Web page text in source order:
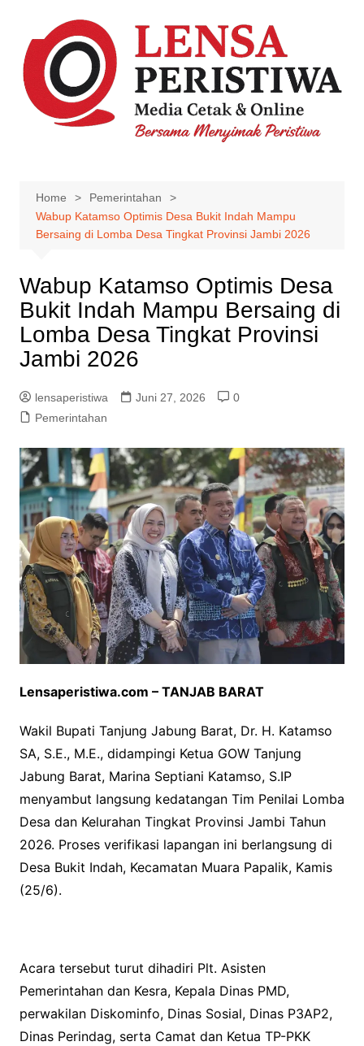
content
Home
Pemerintahan
Wabup Katamso Optimis Desa Bukit Indah Mampu
Bersaing di Lomba Desa Tingkat Provinsi Jambi 2026
Wabup Katamso Optimis Desa
Bukit Indah Mampu Bersaing di
Lomba Desa Tingkat Provinsi
Jambi 2026
lensaperistiwa Juni 27, 2026
0
Pemerintahan
Lensaperistiwa.com – TANJAB BARAT
Wakil Bupati Tanjung Jabung Barat, Dr. H. Katamso
SA, S.E., M.E., didampingi Ketua GOW Tanjung
Jabung Barat, Marina Septiani Katamso, S.IP
menyambut langsung kedatangan Tim Penilai Lomba
Desa dan Kelurahan Tingkat Provinsi Jambi Tahun
2026. Proses verifikasi lapangan ini berlangsung di
Desa Bukit Indah, Kecamatan Muara Papalik, Kamis
(25/6).
Acara tersebut turut dihadiri Plt. Asisten
Pemerintahan dan Kesra, Kepala Dinas PMD,
perwakilan Diskominfo, Dinas Sosial, Dinas P3AP2,
Dinas Perindag, serta Camat dan Ketua TP-PKK